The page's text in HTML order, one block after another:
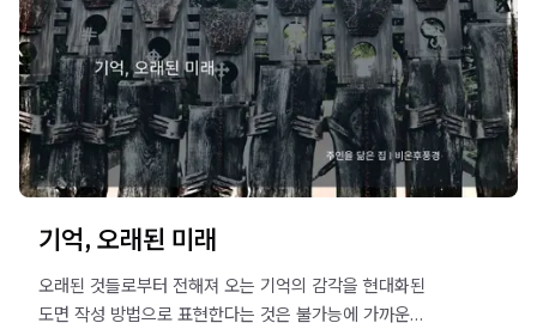
기억, 오래된 미래
오래된 것들로부터 전해져 오는 기억의 감각을 현대화된
도면 작성 방법으로 표현한다는 것은 불가능에 가까운